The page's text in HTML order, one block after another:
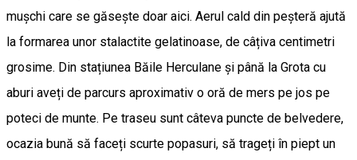
mușchi care se găsește doar aici. Aerul cald din peșteră ajută
la formarea unor stalactite gelatinoase, de câțiva centimetri
grosime. Din stațiunea Băile Herculane și până la Grota cu
aburi aveți de parcurs aproximativ o oră de mers pe jos pe
poteci de munte. Pe traseu sunt câteva puncte de belvedere,
ocazia bună să faceți scurte popasuri, să trageți în piept un